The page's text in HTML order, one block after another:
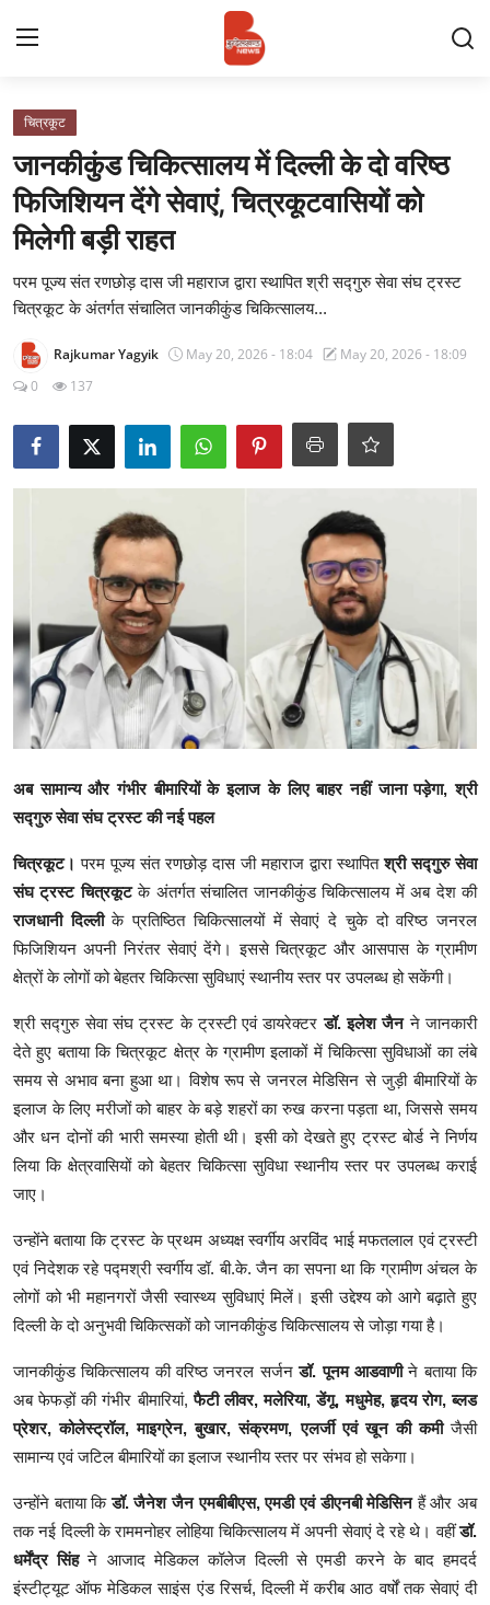
Contact
प्रमुख ख़बर
अपना शहर
राज्य
वीडियो
मनोरंजन
गैलरी
चित्रकूट
जानकीकुंड चिकित्सालय में दिल्ली के दो वरिष्ठ
फिजिशियन देंगे सेवाएं, चित्रकूटवासियों को
मिलेगी बड़ी राहत
परम पूज्य संत रणछोड़ दास जी महाराज द्वारा स्थापित श्री सद्गुरु सेवा संघ ट्रस्ट
चित्रकूट के अंतर्गत संचालित जानकीकुंड चिकित्सालय...
Rajkumar Yagyik May 20, 2026 - 18:04
May 20, 2026 - 18:09
0
137
अब सामान्य और गंभीर बीमारियों के इलाज के लिए बाहर नहीं जाना पड़ेगा, श्री
सद्गुरु सेवा संघ ट्रस्ट की नई पहल
चित्रकूट। परम पूज्य संत रणछोड़ दास जी महाराज द्वारा स्थापितश्री सद्गुरु सेवा
संघ ट्रस्ट चित्रकूटके अंतर्गत संचालित जानकीकुंड चिकित्सालय में अब देश की
राजधानी दिल्लीके प्रतिष्ठित चिकित्सालयों में सेवाएं दे चुके दो वरिष्ठ जनरल
फिजिशियन अपनी निरंतर सेवाएं देंगे। इससे चित्रकूट और आसपास के ग्रामीण
क्षेत्रों के लोगों को बेहतर चिकित्सा सुविधाएं स्थानीय स्तर पर उपलब्ध हो सकेंगी।
श्री सद्गुरु सेवा संघ ट्रस्ट के ट्रस्टी एवं डायरेक्टरडॉ. इलेश जैनने जानकारी
देते हुए बताया कि चित्रकूट क्षेत्र के ग्रामीण इलाकों में चिकित्सा सुविधाओं का लंबे
समय से अभाव बना हुआ था। विशेष रूप से जनरल मेडिसिन से जुड़ी बीमारियों के
इलाज के लिए मरीजों को बाहर के बड़े शहरों का रुख करना पड़ता था, जिससे समय
और धन दोनों की भारी समस्या होती थी। इसी को देखते हुए ट्रस्ट बोर्ड ने निर्णय
लिया कि क्षेत्रवासियों को बेहतर चिकित्सा सुविधा स्थानीय स्तर पर उपलब्ध कराई
जाए।
उन्होंने बताया कि ट्रस्ट के प्रथम अध्यक्ष स्वर्गीय अरविंद भाई मफतलाल एवं ट्रस्टी
एवं निदेशक रहे पद्मश्री स्वर्गीय डॉ. बी.के. जैन का सपना था कि ग्रामीण अंचल के
लोगों को भी महानगरों जैसी स्वास्थ्य सुविधाएं मिलें। इसी उद्देश्य को आगे बढ़ाते हुए
दिल्ली के दो अनुभवी चिकित्सकों को जानकीकुंड चिकित्सालय से जोड़ा गया है।
जानकीकुंड चिकित्सालय की वरिष्ठ जनरल सर्जनडॉ. पूनम आडवाणीने बताया कि
अब फेफड़ों की गंभीर बीमारियां,फैटी लीवर, मलेरिया, डेंगू, मधुमेह, हृदय रोग, ब्लड
प्रेशर, कोलेस्ट्रॉल, माइग्रेन, बुखार, संक्रमण, एलर्जी एवं खून की कमीजैसी
सामान्य एवं जटिल बीमारियों का इलाज स्थानीय स्तर पर संभव हो सकेगा।
उन्होंने बताया किडॉ. जैनेश जैन एमबीबीएस, एमडी एवं डीएनबी मेडिसिनहैं और अब
तक नई दिल्ली के राममनोहर लोहिया चिकित्सालय में अपनी सेवाएं दे रहे थे। वहींडॉ.
धर्मेंद्र सिंहने आजाद मेडिकल कॉलेज दिल्ली से एमडी करने के बाद हमदर्द
इंस्टीट्यूट ऑफ मेडिकल साइंस एंड रिसर्च, दिल्ली में करीब आठ वर्षों तक सेवाएं दी